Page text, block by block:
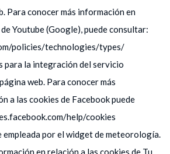
Para conocer más información en
Youtube (Google), puede consultar:
policies/technologies/types/
para la integración del servicio
web. Para conocer más
a las cookies de Facebook puede
help/cookies
por el widget de meteorología.
en relación a las cookies de Tu